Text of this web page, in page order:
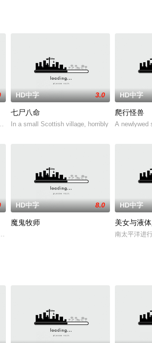
是一个一等
HD中字 3.0
七尸八命
In a small Scottish village, horribly
HD中字
爬行怪兽
A newlywed
渐渐哼
HD中字 8.0
魔鬼牧师
HD中字
美女与液体
南太平洋进